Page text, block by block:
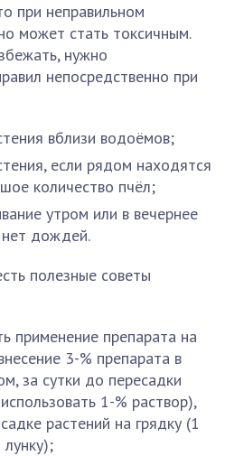
при неправильном
может стать токсичным.
нужно
непосредственно при
вблизи водоёмов;
если рядом находятся
количество пчёл;
утром или в вечернее
нет дождей.
полезные советы
применение препарата на
3-% препарата в
за сутки до пересадки
1-% раствор),
растений на грядку (1